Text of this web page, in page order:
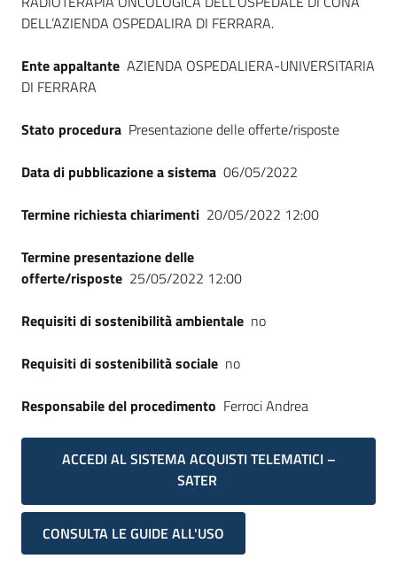
English
su
DELL’AZIENDA OSPEDALIRA DI FERRARA.
Ente appaltante AZIENDA OSPEDALIERA-UNIVERSITARIA
DI FERRARA
Stato procedura Presentazione delle offerte/risposte
Data di pubblicazione a sistema 06/05/2022
Termine richiesta chiarimenti 20/05/2022 12:00
Termine presentazione delle
offerte/risposte 25/05/2022 12:00
Requisiti di sostenibilità ambientale no
Requisiti di sostenibilità sociale no
Responsabile del procedimento Ferroci Andrea
ACCEDI AL SISTEMA ACQUISTI TELEMATICI –
SATER
CONSULTA LE GUIDE ALL'USO